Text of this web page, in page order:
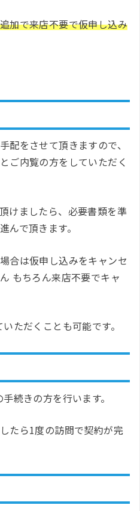
加で来店不要で仮申し込み
配をさせて頂きますので、
ご内覧の方をしていただく
けましたら、必要書類を準
んで頂きます。
合は仮申し込みをキャンセ
もちろん来店不要でキャ
ただくことも可能です。
続きの方を行います。
たら1度の訪問で契約が完